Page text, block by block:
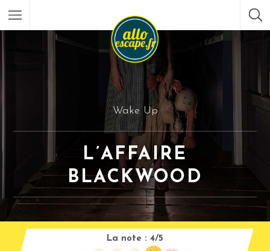
Wake Up
L’AFFAIRE
BLACKWOOD
La note : 4/5